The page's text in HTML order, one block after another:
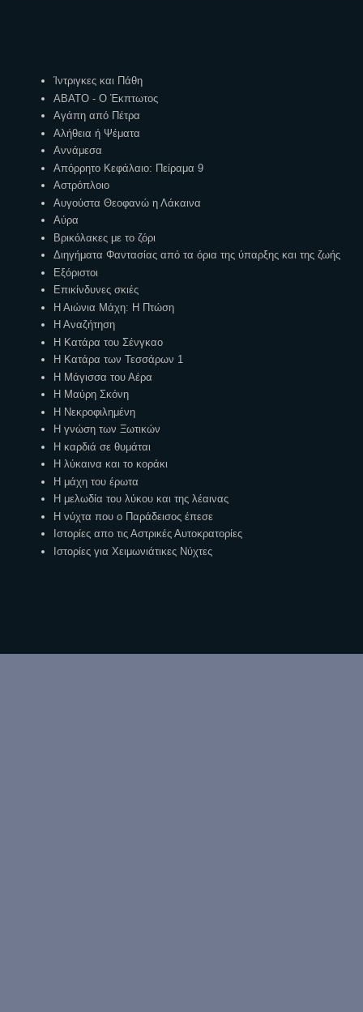
Ίντριγκες και Πάθη
ΑΒΑΤΟ - Ο Έκπτωτος
Αγάπη από Πέτρα
Αλήθεια ή Ψέματα
Αννάμεσα
Απόρρητο Κεφάλαιο: Πείραμα 9
Αστρόπλοιο
Αυγούστα Θεοφανώ η Λάκαινα
Αύρα
Βρικόλακες με το ζόρι
Διηγήματα Φαντασίας από τα όρια της ύπαρξης και της ζωής
Εξόριστοι
Επικίνδυνες σκιές
Η Αιώνια Μάχη: Η Πτώση
Η Αναζήτηση
Η Κατάρα του Σένγκαο
Η Κατάρα των Τεσσάρων 1
Η Μάγισσα του Αέρα
Η Μαύρη Σκόνη
Η Νεκροφιλημένη
Η γνώση των Ξωτικών
Η καρδιά σε θυμάται
Η λύκαινα και το κοράκι
Η μάχη του έρωτα
Η μελωδία του λύκου και της λέαινας
Η νύχτα που ο Παράδεισος έπεσε
Ιστορίες απο τις Αστρικές Αυτοκρατορίες
Ιστορίες για Χειμωνιάτικες Νύχτες